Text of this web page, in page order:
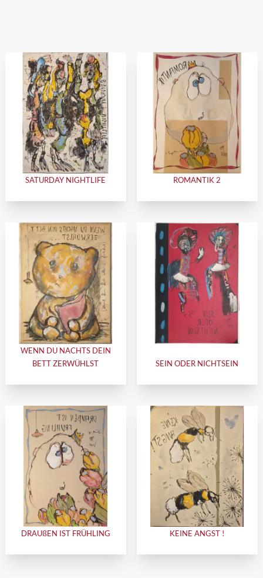
SATURDAY NIGHTLIFE ROMANTIK 2
WENN DU NACHTS DEIN
BETT ZERWÜHLST
SEIN ODER NICHTSEIN
DRAUßEN IST FRÜHLING KEINE ANGST !